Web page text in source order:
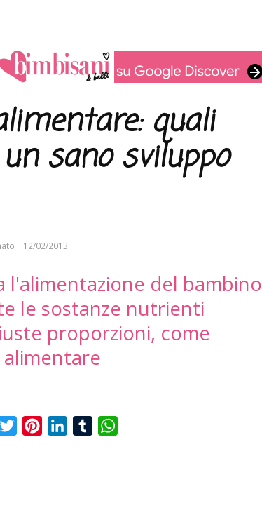
quali
sano sviluppo
il 12/02/2013
l'alimentazione del bambino
le sostanze nutrienti
proporzioni, come
TwitterPinterestLinkedInTumblr